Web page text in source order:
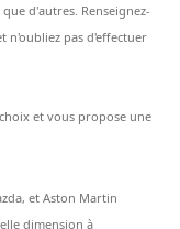
d'autres. Renseignez-
n'oubliez pas d'effectuer
et vous propose une
et Aston Martin
dimension à